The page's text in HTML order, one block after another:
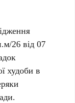
26 від 07
худоби в